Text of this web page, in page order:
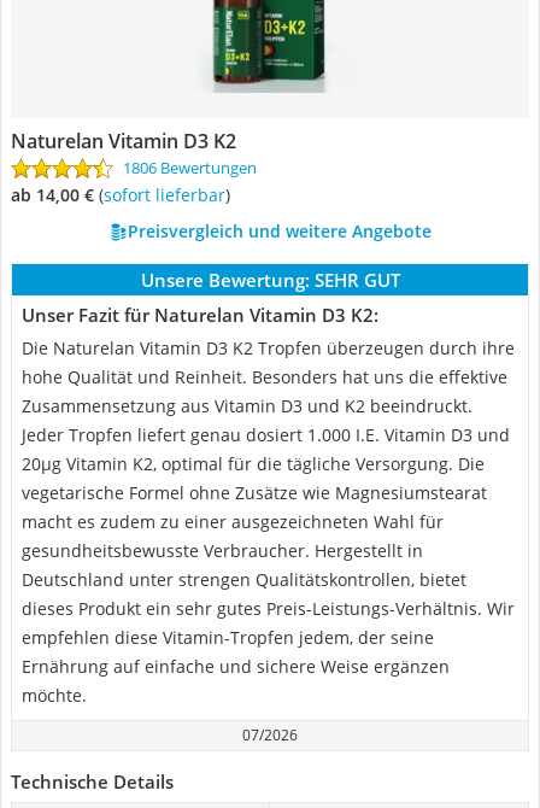
Naturelan Vitamin D3 K2
1806 Bewertungen
ab 14,00 € ( Sofort lieferbar)
Preisvergleich und weitere Angebote
Unsere Bewertung: SEHR GUT
Unser Fazit für Naturelan Vitamin D3 K2:
Die Naturelan Vitamin D3 K2 Tropfen überzeugen durch ihre
hohe Qualität und Reinheit. Besonders hat uns die effektive
Zusammensetzung aus Vitamin D3 und K2 beeindruckt.
Jeder Tropfen liefert genau dosiert 1.000 I.E. Vitamin D3 und
20µg Vitamin K2, optimal für die tägliche Versorgung. Die
vegetarische Formel ohne Zusätze wie Magnesiumstearat
macht es zudem zu einer ausgezeichneten Wahl für
gesundheitsbewusste Verbraucher. Hergestellt in
Deutschland unter strengen Qualitätskontrollen, bietet
dieses Produkt ein sehr gutes Preis-Leistungs-Verhältnis. Wir
empfehlen diese Vitamin-Tropfen jedem, der seine
Ernährung auf einfache und sichere Weise ergänzen
möchte.
07/2026
Technische Details